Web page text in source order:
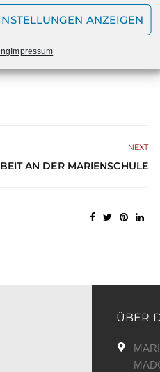
ANZEIGEN
Impressum
Janßen (Mitte) aus der
(10b) und Lena
NEXT
AN DER MARIENSCHULE
ÜBER